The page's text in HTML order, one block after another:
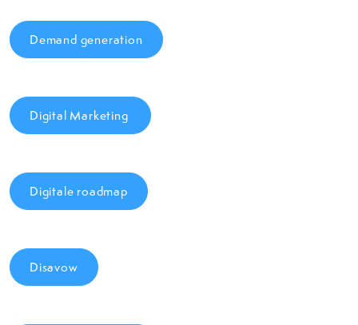
Demand generation
Digital Marketing
Digitale roadmap
Disavow